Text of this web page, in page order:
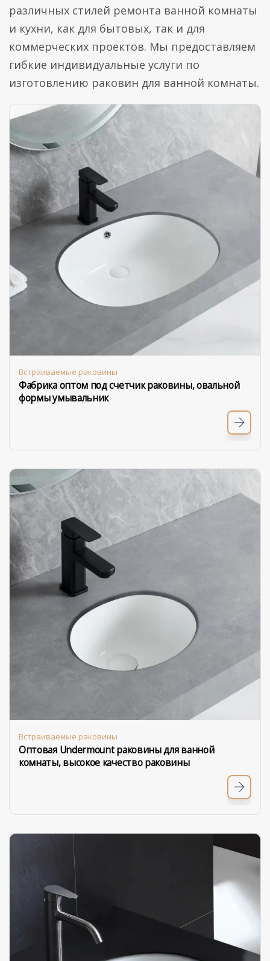
различных стилей ремонта ванной комнаты
и кухни, как для бытовых, так и для
коммерческих проектов. Мы предоставляем
гибкие индивидуальные услуги по
изготовлению раковин для ванной комнаты.
Встраиваемые раковины
Фабрика оптом под счетчик раковины, овальной
формы умывальник
Встраиваемые раковины
Оптовая Undermount раковины для ванной
комнаты, высокое качество раковины